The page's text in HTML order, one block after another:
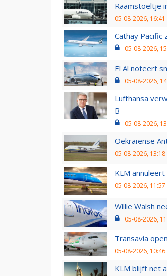
Raamstoeltje
05-08-2026, 16:41
Cathay
05-08-2026,
El Al noteert
05-08-2026,
Lufthansa
B
05-08-2026,
Oekraïense
05-08-2026, 13:18
KLM
05-08-2026, 11:57
Willie Walsh
05-08-2026,
Transavia
05-08-2026, 10:46
KLM blijft net